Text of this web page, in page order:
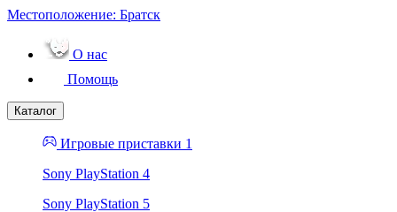
Местоположение: Братск
О нас
Помощь
Каталог
Игровые приставки 1
Sony PlayStation 4
Sony PlayStation 5